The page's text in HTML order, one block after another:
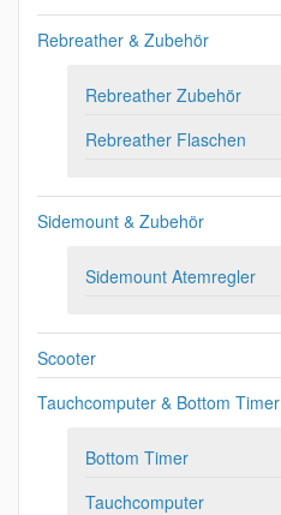
Rebreather & Zubehör
Rebreather Zubehör
Rebreather Flaschen
Sidemount & Zubehör
Sidemount Atemregler
Scooter
Tauchcomputer & Bottom Timer
Bottom Timer
Tauchcomputer